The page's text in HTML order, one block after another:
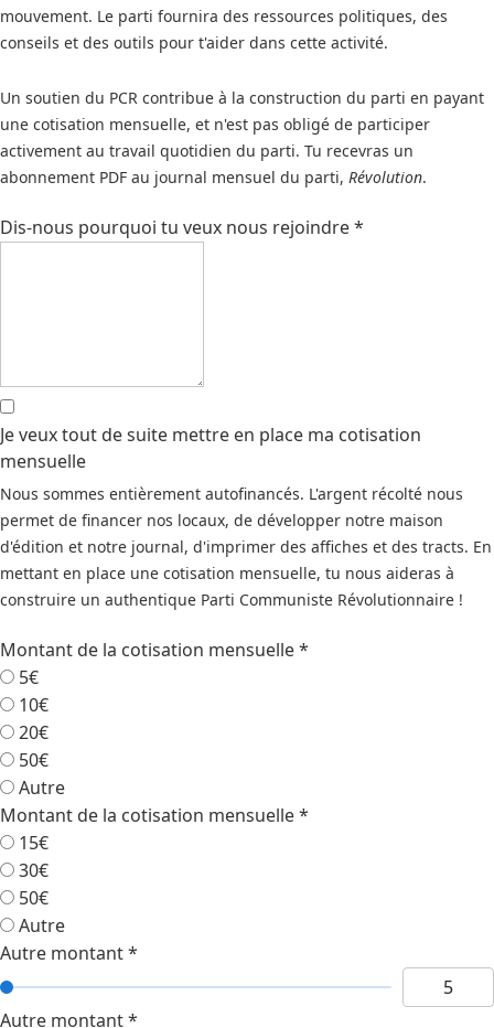
mouvement. Le parti fournira des ressources politiques, des
conseils et des outils pour t'aider dans cette activité.
Un soutien du PCR contribue à la construction du parti en payant
une cotisation mensuelle, et n'est pas obligé de participer
activement au travail quotidien du parti. Tu recevras un
abonnement PDF au journal mensuel du parti, Révolution.
Dis-nous pourquoi tu veux nous rejoindre*
Je veux tout de suite mettre en place ma cotisation
mensuelle
Nous sommes entièrement autofinancés. L'argent récolté nous
permet de financer nos locaux, de développer notre maison
d'édition et notre journal, d'imprimer des affiches et des tracts. En
mettant en place une cotisation mensuelle, tu nous aideras à
construire un authentique Parti Communiste Révolutionnaire !
Montant de la cotisation mensuelle*
5€
10€
20€
50€
Autre
Montant de la cotisation mensuelle*
15€
30€
50€
Autre
Autre montant*
Autre montant*